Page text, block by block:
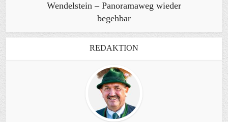
Wendelstein – Panoramaweg wieder
begehbar
REDAKTION